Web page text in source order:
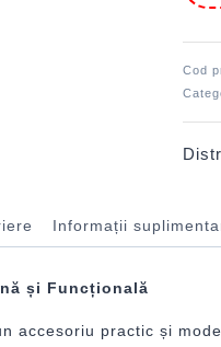
Cod
Informații
și Funcțională
accesoriu practic și